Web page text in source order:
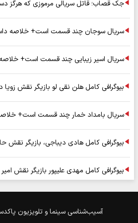
جک قصاب؛ قاتل سریالی مرموزی که هرگز
سریال سوجان چند قسمت است+ خلاصه
سریال اسیر زیبایی چند قسمت است+ خلاصه
بیوگرافی کامل هلن نقی لو بازیگر نقش زویا
سریال بامداد خمار چند قسمت است+ خلاصه
بیوگرافی کامل هادی دیباجی، بازیگر نقش
بیوگرافی کامل مهدی علیپور بازیگر نقش
آسیب‌شناسی سینما و تلویزیون